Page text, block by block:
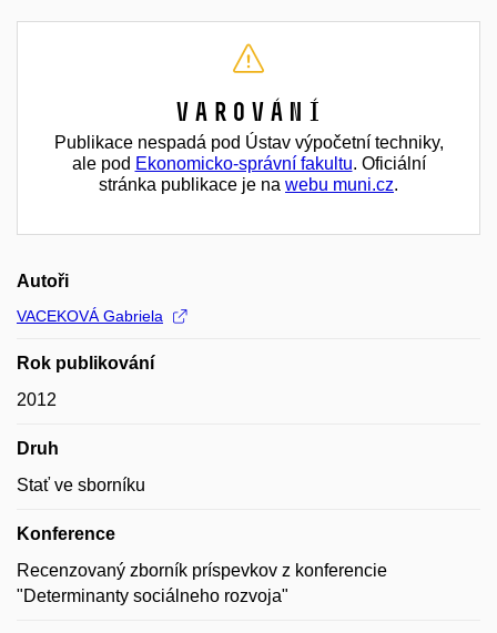
Varování
Publikace nespadá pod Ústav výpočetní techniky,
ale pod Ekonomicko-správní fakultu. Oficiální
stránka publikace je na webu muni.cz.
Autoři
VACEKOVÁ Gabriela
Rok publikování
2012
Druh
Stať ve sborníku
Konference
Recenzovaný zborník príspevkov z konferencie
"Determinanty sociálneho rozvoja"